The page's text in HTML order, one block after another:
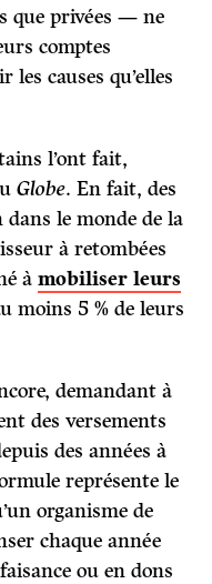
que privées — ne
comptes
causes qu’elles
l’ont fait,
Globe. En fait, des
le monde de la
à retombées
àmobiliser leurs
moins 5 % de leurs
demandant à
des versements
des années à
représente le
organisme de
chaque année
ou en dons